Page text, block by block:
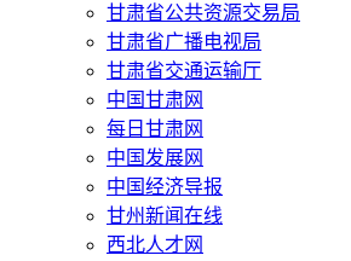
甘肃省公共资源交易局
甘肃省广播电视局
甘肃省交通运输厅
中国甘肃网
每日甘肃网
中国发展网
中国经济导报
甘州新闻在线
西北人才网